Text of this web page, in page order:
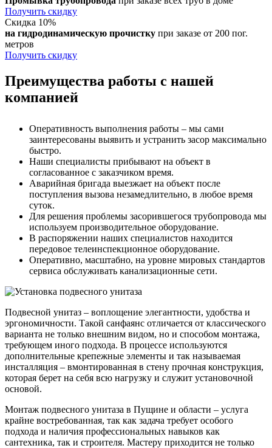
Получить скидку
Скидка 10%
на гидродинамическую прочистку при заказе от 200 пог.
метров
Получить скидку
Преимущества работы с нашей
компанией
Оперативность выполнения работы – мы сами
заинтересованы выявить и устранить засор максимально
быстро.
Наши специалисты прибывают на объект в
согласованное с заказчиком время.
Аварийная бригада выезжает на объект после
поступления вызова незамедлительно, в любое время
суток.
Для решения проблемы засорившегося трубопровода мы
используем производительное оборудование.
В распоряжении наших специалистов находится
передовое телеинспекционное оборудование.
Оперативно, масштабно, на уровне мировых стандартов
сервиса обслуживать канализационные сети.
Подвесной унитаз – воплощение элегантности, удобства и
эргономичности. Такой санфаянс отличается от классического
варианта не только внешним видом, но и способом монтажа,
требующем иного подхода. В процессе используются
дополнительные крепежные элементы и так называемая
инсталляция – вмонтированная в стену прочная конструкция,
которая берет на себя всю нагрузку и служит установочной
основой.
Монтаж подвесного унитаза в Пущине и области – услуга
крайне востребованная, так как задача требует особого
подхода и наличия профессиональных навыков как
сантехника, так и строителя. Мастеру приходится не только